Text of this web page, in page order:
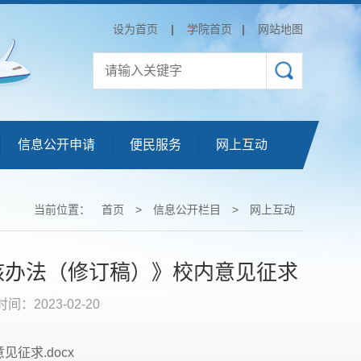
设为首页 | 学院首页 | 网站地图
信息公开申请 便民服务 网上互动
当前位置： 首页 > 信息公开栏目 > 网上互动
法（修订稿）》校内意见征求
间：2023-02-20
见征求.docx